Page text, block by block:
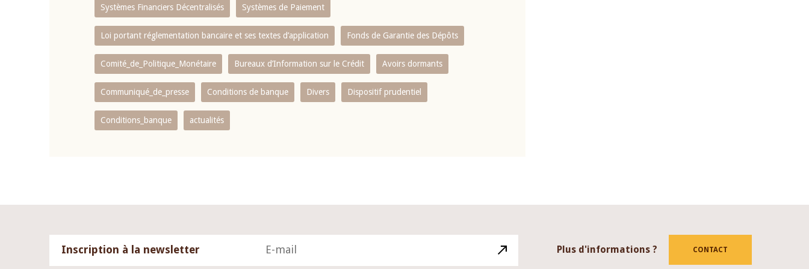
Systèmes Financiers Décentralisés Systèmes de Paiement
Loi portant réglementation bancaire et ses textes d’application Fonds de Garantie des Dépôts
Comité_de_Politique_Monétaire Bureaux d’Information sur le Crédit Avoirs dormants
Communiqué_de_presse Conditions de banque Divers Dispositif prudentiel
Conditions_banque actualités
Inscription à la newsletter Plus d'informations ? CONTACT